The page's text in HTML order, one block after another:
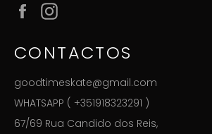
Facebook
CONTACTOS
goodtimeskate@gmail.com
WHATSAPP ( +351918323291 )
67/69 Rua Candido dos Reis,